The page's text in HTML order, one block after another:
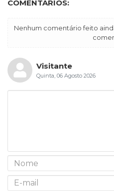
COMENTÁRIOS:
Nenhum comentário feito
Visitante
Quinta, 06 Agosto 2026